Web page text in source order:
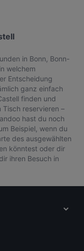
in Bonn, Bonn-
welchem
Entscheidung
ganz einfach
finden und
reservieren –
hast du noch
Beispiel, wenn du
des ausgewählten
könntest oder dir
ihren Besuch in